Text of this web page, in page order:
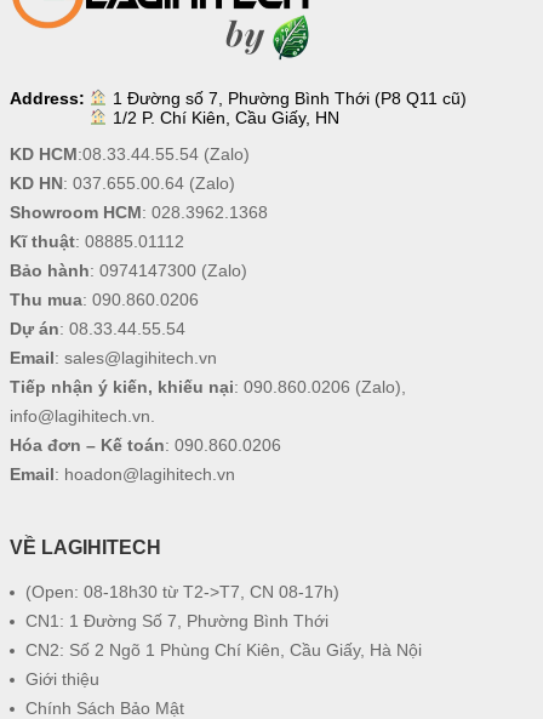
Address:
1 Đường số 7, Phường Bình Thới (P8 Q11 cũ)
1/2 P. Chí Kiên, Cầu Giấy, HN
KD HCM:08.33.44.55.54(Zalo)
KD HN: 037.655.00.64(Zalo)
Showroom HCM: 028.3962.1368
Kĩ thuật: 08885.01112
Bảo hành: 0974147300(Zalo)
Thu mua: 090.860.0206
Dự án: 08.33.44.55.54
Email: sales@lagihitech.vn
Tiếp nhận ý kiến, khiếu nại: 090.860.0206 (Zalo),
info@lagihitech.vn
Hóa đơn – Kế toán: 090.860.0206
Email: hoadon@lagihitech.vn
VỀ LAGIHITECH
(Open: 08-18h30 từ T2->T7, CN 08-17h)
CN1: 1 Đường Số 7, Phường Bình Thới
CN2: Số 2 Ngõ 1 Phùng Chí Kiên, Cầu Giấy, Hà Nội
Giới thiệu
Chính Sách Bảo Mật